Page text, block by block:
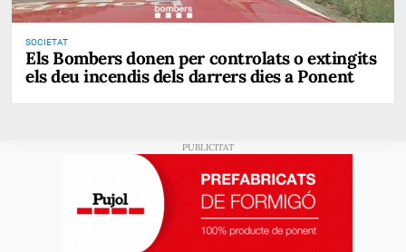
SOCIETAT
Els Bombers donen per controlats o extingits
els deu incendis dels darrers dies a Ponent